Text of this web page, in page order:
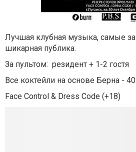
Лучшая клубная музыка, самые
шикарная публика.
За пультом: резидент + 1-2 гостя
Все коктейли на основе Берна -
Face Control & Dress Code (+18)